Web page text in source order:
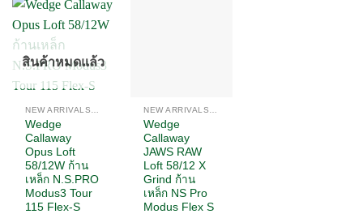
สินค้าหมดแล้ว
Wedge
Callaway
Opus Loft
58/12W ก้าน
เหล็ก N.S.PRO
Modus3 Tour
115 Flex-S
Wedge
Callaway
JAWS RAW
Loft 58/12 X
Grind ก้าน
เหล็ก NS Pro
Modus Flex S